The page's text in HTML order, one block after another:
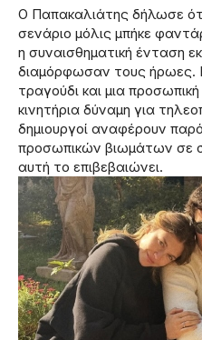
Ο Παπακαλιάτης δήλωσε
σενάριο μόλις μπήκε
η συναισθηματική ένταση
διαμόρφωσαν τους ήρωες.
τραγούδι και μια
κινητήρια δύναμη για
δημιουργοί αναφέρουν
προσωπικών βιωμάτων σε
αυτή το επιβεβαιώνει.